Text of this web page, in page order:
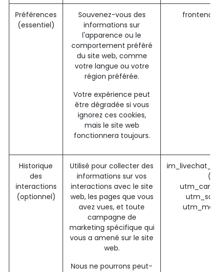
Préférences
(essentiel)
Souvenez-vous des
informations sur
l'apparence ou le
comportement préféré
du site web, comme
votre langue ou votre
région préférée.
Votre expérience peut
être dégradée si vous
ignorez ces cookies,
mais le site web
fonctionnera toujours.
Historique
des
interactions
(optionnel)
Utilisé pour collecter des
informations sur vos
interactions avec le site
web, les pages que vous
avez vues, et toute
campagne de
marketing spécifique qui
vous a amené sur le site
web.
Nous ne pourrons peut-